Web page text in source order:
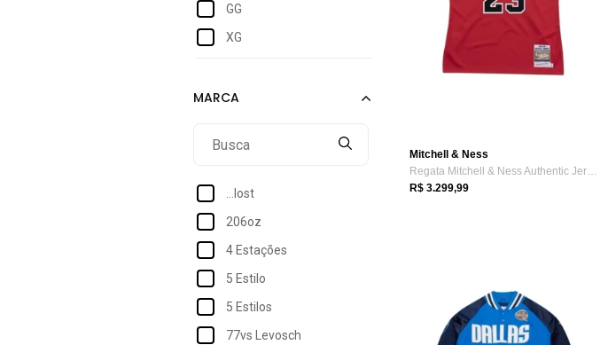
GG
XG
2xl
L
...lost
206oz
4 Estações
5 Estilo
5 Estilos
77vs Levosch
Mitchell & Ness
Regata Mitchell & Ness Authentic Jersey ...
R$ 3.299,99